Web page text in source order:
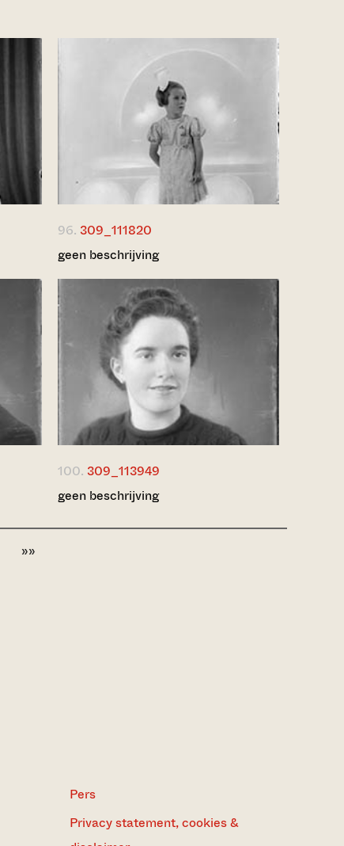
96. 309_111820
geen beschrijving
100. 309_113949
geen beschrijving
»»
Pers
Privacy statement, cookies &